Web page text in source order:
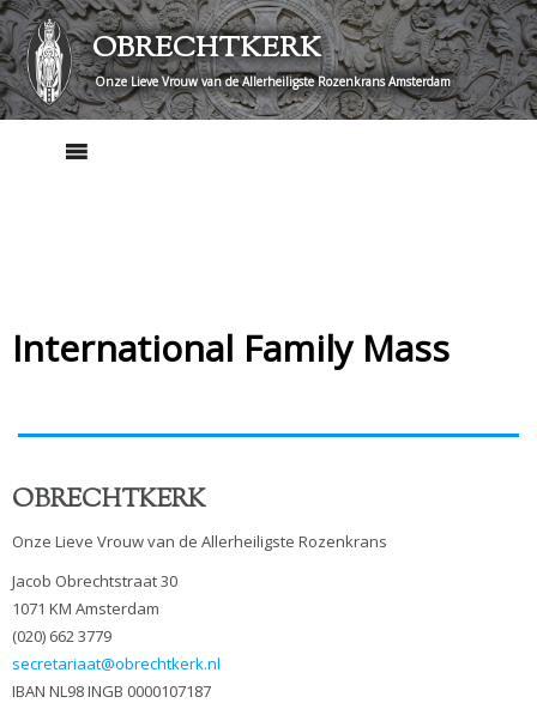
Skip
to
content
OBRECHTKERK
Onze Lieve Vrouw van de Allerheiligste Rozenkrans Amsterdam
International Family Mass
OBRECHTKERK
Onze Lieve Vrouw van de Allerheiligste Rozenkrans
Jacob Obrechtstraat 30
1071 KM Amsterdam
(020) 662 3779
secretariaat@obrechtkerk.nl
IBAN NL98 INGB 0000107187